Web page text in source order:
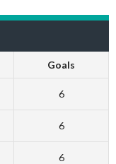
Goals
6
6
6